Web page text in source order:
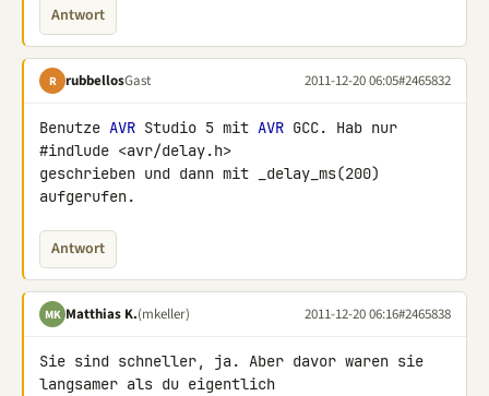
Antwort
R rubbellosGast 2011-12-20 06:05#2465832
Benutze AVR Studio 5 mit AVR GCC. Hab nur
#indlude <avr/delay.h>
geschrieben und dann mit _delay_ms(200)
aufgerufen.
Antwort
MK Matthias K.(mkeller) 2011-12-20 06:16#2465838
Sie sind schneller, ja. Aber davor waren sie
langsamer als du eigentlich